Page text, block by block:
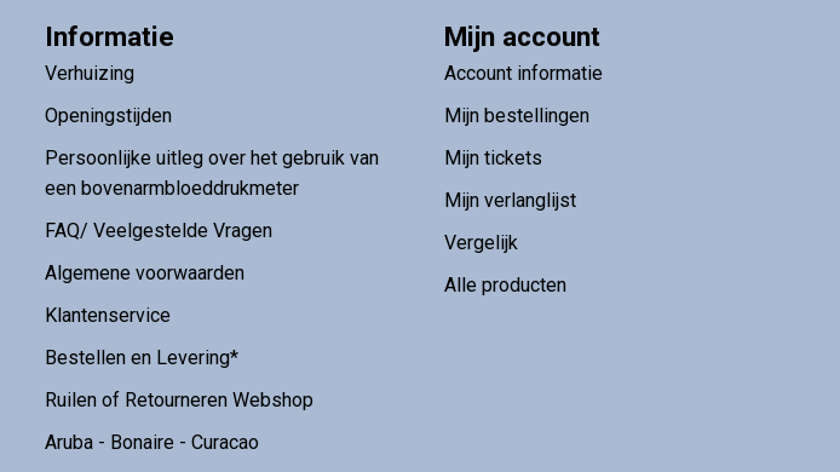
Informatie
Verhuizing
Openingstijden
Persoonlijke uitleg over het gebruik van
een bovenarmbloeddrukmeter
FAQ/ Veelgestelde Vragen
Algemene voorwaarden
Klantenservice
Bestellen en Levering*
Ruilen of Retourneren Webshop
Aruba - Bonaire - Curacao
Mijn account
Account informatie
Mijn bestellingen
Mijn tickets
Mijn verlanglijst
Vergelijk
Alle producten